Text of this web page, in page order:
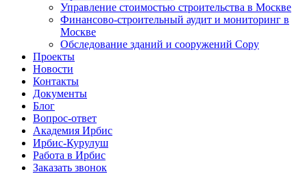
Управление стоимостью строительства в Москве
Финансово-строительный аудит и мониторинг в
Москве
Обследование зданий и сооружений Copy
Проекты
Новости
Контакты
Документы
Блог
Вопрос-ответ
Академия Ирбис
Ирбис-Курулуш
Работа в Ирбис
Заказать звонок